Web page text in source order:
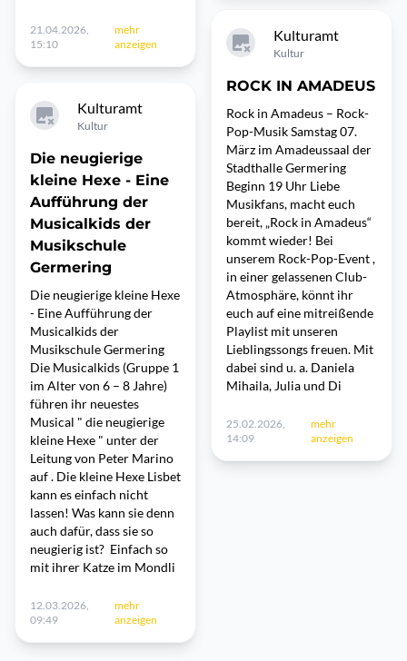
21.04.2026,
15:10
mehr
anzeigen
Kulturamt
Kultur
Die neugierige
kleine Hexe - Eine
Aufführung der
Musicalkids der
Musikschule
Germering
Die neugierige kleine Hexe
- Eine Aufführung der
Musicalkids der
Musikschule Germering
Die Musicalkids (Gruppe 1
im Alter von 6 – 8 Jahre)
führen ihr neuestes
Musical " die neugierige
kleine Hexe " unter der
Leitung von Peter Marino
auf . Die kleine Hexe Lisbet
kann es einfach nicht
lassen! Was kann sie denn
auch dafür, dass sie so
neugierig ist? Einfach so
mit ihrer Katze im Mondli
12.03.2026,
09:49
mehr
anzeigen
Kulturamt
Kultur
ROCK IN AMADEUS
Rock in Amadeus – Rock-
Pop-Musik Samstag 07.
März im Amadeussaal der
Stadthalle Germering
Beginn 19 Uhr Liebe
Musikfans, macht euch
bereit, „Rock in Amadeus“
kommt wieder! Bei
unserem Rock-Pop-Event ,
in einer gelassenen Club-
Atmosphäre, könnt ihr
euch auf eine mitreißende
Playlist mit unseren
Lieblingssongs freuen. Mit
dabei sind u. a. Daniela
Mihaila, Julia und Di
25.02.2026,
14:09
mehr
anzeigen